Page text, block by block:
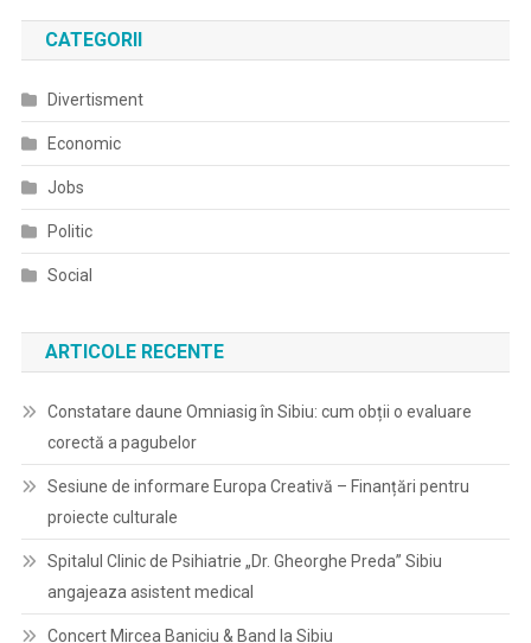
CATEGORII
Divertisment
Economic
Jobs
Politic
Social
ARTICOLE RECENTE
Constatare daune Omniasig în Sibiu: cum obții o evaluare
corectă a pagubelor
Sesiune de informare Europa Creativă – Finanțări pentru
proiecte culturale
Spitalul Clinic de Psihiatrie „Dr. Gheorghe Preda” Sibiu
angajeaza asistent medical
Concert Mircea Baniciu & Band la Sibiu